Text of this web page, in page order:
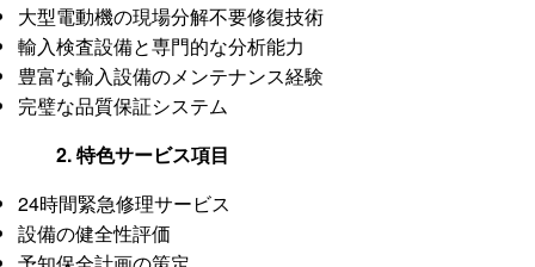
大型電動機の現場分解不要修復技術
輸入検査設備と専門的な分析能力
豊富な輸入設備のメンテナンス経験
完璧な品質保証システム
2. 特色サービス項目
24時間緊急修理サービス
設備の健全性評価